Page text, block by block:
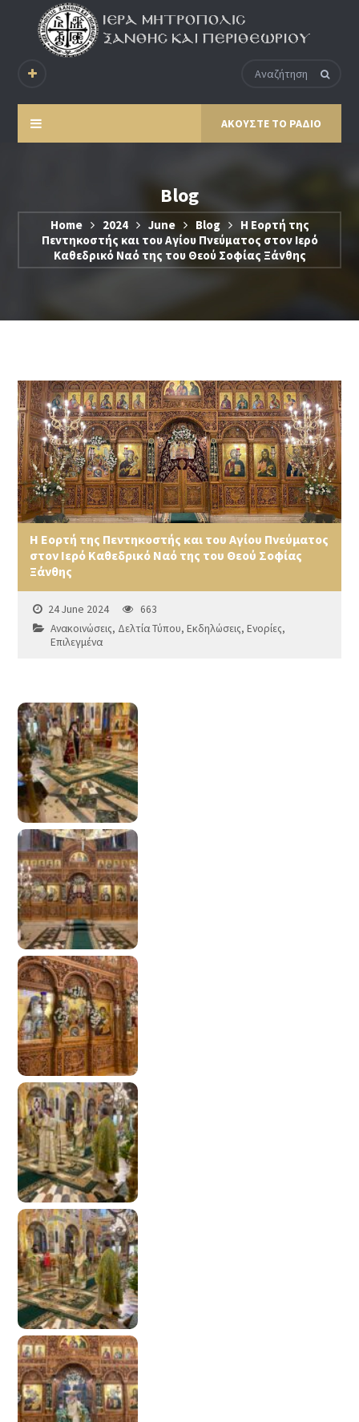
ΑΚΟΥΣΤΕ ΤΟ ΡΑΔΙΟ
Blog
Home 2024 June Blog
Η Εορτή της
Πεντηκοστής και του Αγίου Πνεύματος στον Ιερό
Καθεδρικό Ναό της του Θεού Σοφίας Ξάνθης
Η Εορτή της Πεντηκοστής και του Αγίου Πνεύματος
στον Ιερό Καθεδρικό Ναό της του Θεού Σοφίας
Ξάνθης
24 June 2024
663
Ανακοινώσεις, Δελτία Τύπου,Εκδηλώσεις,Ενορίες,
Επιλεγμένα